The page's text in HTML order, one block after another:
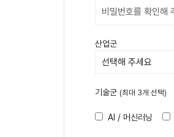
비밀번호확인
산업군
기술군 (최대 3개 선택)
AI / 머신러닝